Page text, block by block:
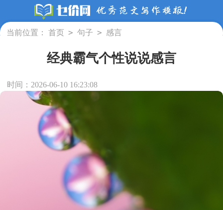
当前位置： 首页 > 句子 > 感言
经典霸气个性说说感言
时间：2026-06-10 16:23:08